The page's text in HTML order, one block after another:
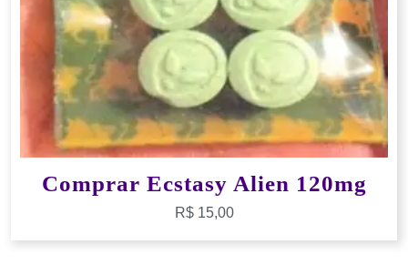
Comprar Ecstasy Alien 120mg
R$15,00